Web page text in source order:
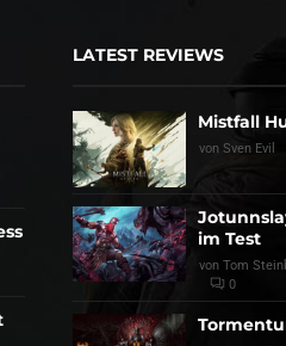
LATEST REVIEWS
Mistfall
von Sven Evil
im Test
von Tom
0